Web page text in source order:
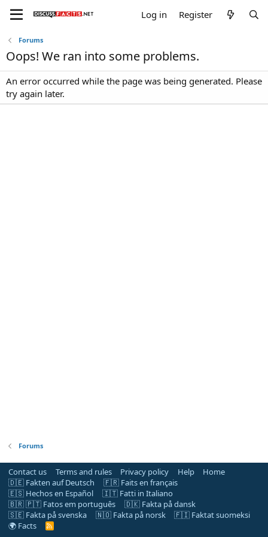
Log in Register
Forums
Oops! We ran into some problems.
An error occurred while the page was being generated. Please
try again later.
Forums
Contact us Terms and rules Privacy policy Help
Home
🇩🇪 Fakten auf Deutsch
🇫🇷 Faits en français
🇪🇸 Hechos en Español
🇮🇹 Fatti in Italiano
🇧🇷 🇵🇹 Fatos em português
🇩🇰 Fakta på dansk
🇸🇪 Fakta på svenska
🇳🇴 Fakta på norsk
🇫🇮 Faktat suomeksi
🌍 Facts
R